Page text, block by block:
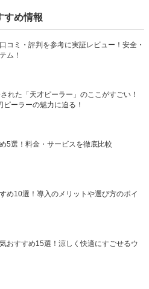
すめ情報
コミ・評判を参考に実証レビュー！安全・
ム！
れた「天才ピーラー」のここがすごい！
ーラーの魅力に迫る！
5選！料金・サービスを徹底比較
め10選！導入のメリットや選び方のポイ
おすすめ15選！涼しく快適にすごせるウ